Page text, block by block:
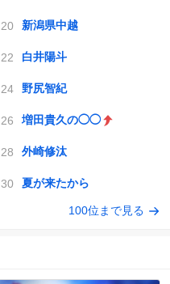
新潟県中越
白井陽斗
野尻智紀
増田貴久の◯◯
外崎修汰
夏が来たから
100位まで見る